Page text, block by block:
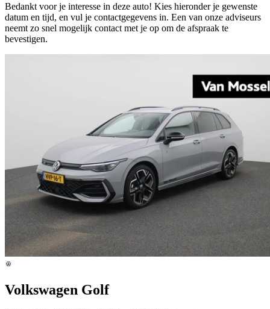
Bedankt voor je interesse in deze auto! Kies hieronder je gewenste
datum en tijd, en vul je contactgegevens in. Een van onze adviseurs
neemt zo snel mogelijk contact met je op om de afspraak te
bevestigen.
Volkswagen Golf